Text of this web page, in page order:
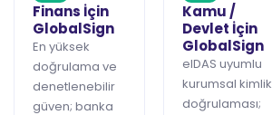
Finans İçin
GlobalSign
En yüksek
doğrulama ve
denetlenebilir
güven; banka
Kamu /
Devlet İçin
GlobalSign
eIDAS uyumlu
kurumsal kimlik
doğrulaması;